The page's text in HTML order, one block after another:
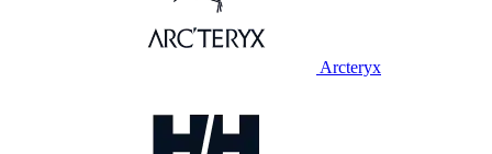
Arcteryx